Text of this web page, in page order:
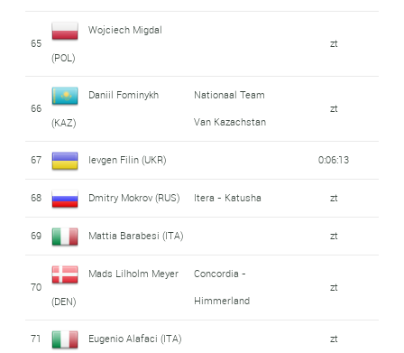
65
Wojciech Migdal
(POL)
zt
66
Daniil Fominykh
(KAZ)
Nationaal Team
Van Kazachstan
zt
67 Ievgen Filin (UKR) 0:06:13
68 Dmitry Mokrov (RUS) Itera - Katusha zt
69 Mattia Barabesi (ITA) zt
70
Mads Lilholm Meyer
(DEN)
Concordia -
Himmerland
zt
71 Eugenio Alafaci (ITA) zt